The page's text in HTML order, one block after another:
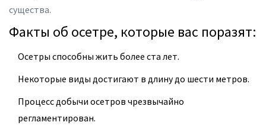
существа.
Факты об осетре, которые вас поразят:
Осетры способны жить более ста лет.
Некоторые виды достигают в длину до шести метров.
Процесс добычи осетров чрезвычайно
регламентирован.